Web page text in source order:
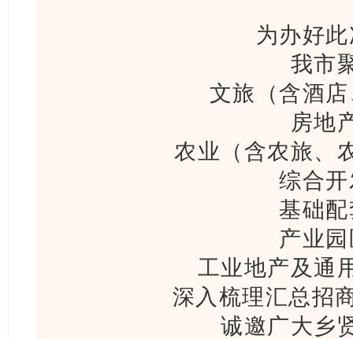
为办好
我市
文旅（含酒
房地
农业（含农旅、
综合
基础
产业
工业地产及通
深入梳理汇总招
诚邀广大乡